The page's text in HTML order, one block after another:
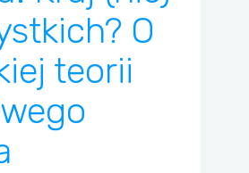
O
teorii